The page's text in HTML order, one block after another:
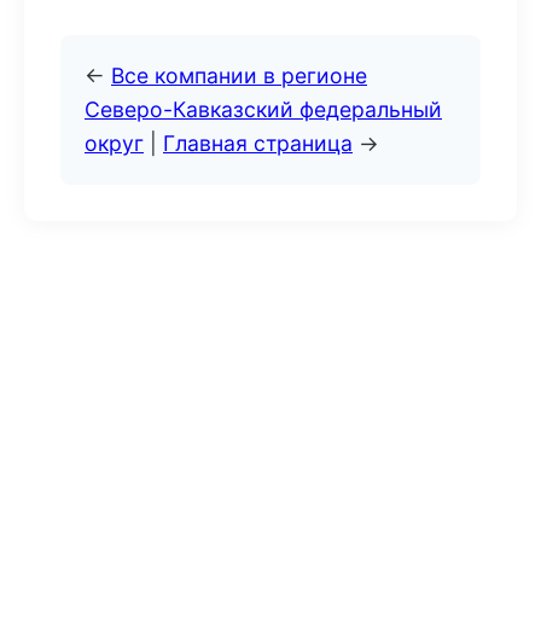
← Все компании в регионе
Северо-Кавказский федеральный
округ
Главная страница →